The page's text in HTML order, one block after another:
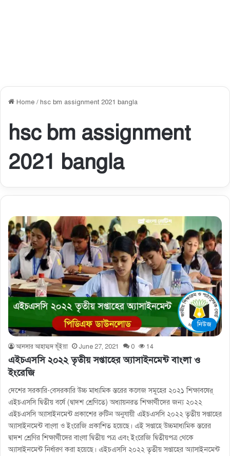
Home /hsc bm assignment 2021 bangla
hsc bm assignment
2021 bangla
নিউজ
আনসার আহাম্মদ ভূঁইয়া June 27, 2021 0 14
এইচএসসি ২০২২ তৃতীয় সপ্তাহের অ্যাসাইনমেন্ট বাংলা ও
ইংরেজি
দেশের সরকারি-বেসরকারি উচ্চ মাধ্যমিক স্তরের কলেজ সমূহের ২০২১ শিক্ষাবষের্
এইচএসসি দ্বিতীয় বর্ষে (দ্বাদশ শ্রেণিতে) অধ্যায়নরত শিক্ষার্থীদের জন্য ২০২২
এইচএসসি অ্যাসাইনমেন্ট প্রকাশের রুটিন অনুযায়ী এইচএসসি ২০২২ তৃতীয় সপ্তাহের
অ্যাসাইনমেন্ট বাংলা ও ইংরেজি প্রকাশিত হয়েছে। এই সপ্তাহে উচ্চমাধ্যমিক স্তরের
দ্বাদশ শ্রেণির শিক্ষার্থীদের বাংলা দ্বিতীয় পত্র এবং ইংরেজি দ্বিতীয়পত্র থেকে
অ্যাসাইনমেন্ট নির্ধারণ করা হয়েছে। এইচএসসি ২০২২ তৃতীয় সপ্তাহের অ্যাসাইনমেন্ট